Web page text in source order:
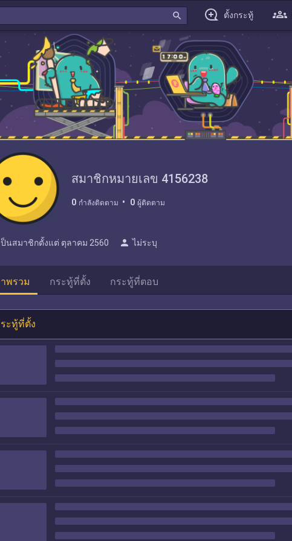
search ตั้งกระทู้
สมาชิกหมายเลข 4156238
0 กำลังติดตาม 0 ผู้ติดตาม
ป็นสมาชิกตั้งแต่ ตุลาคม 2560 person ไม่ระบุ
พรวม กระทู้ที่ตั้ง กระทู้ที่ตอบ
ะทู้ที่ตั้ง